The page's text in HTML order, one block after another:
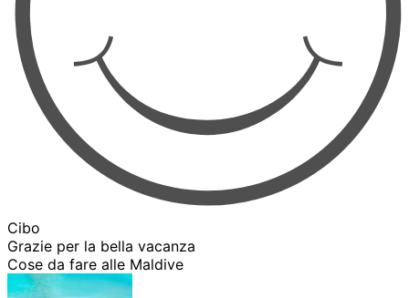
Cibo
Grazie per la bella vacanza
Cose da fare alle Maldive